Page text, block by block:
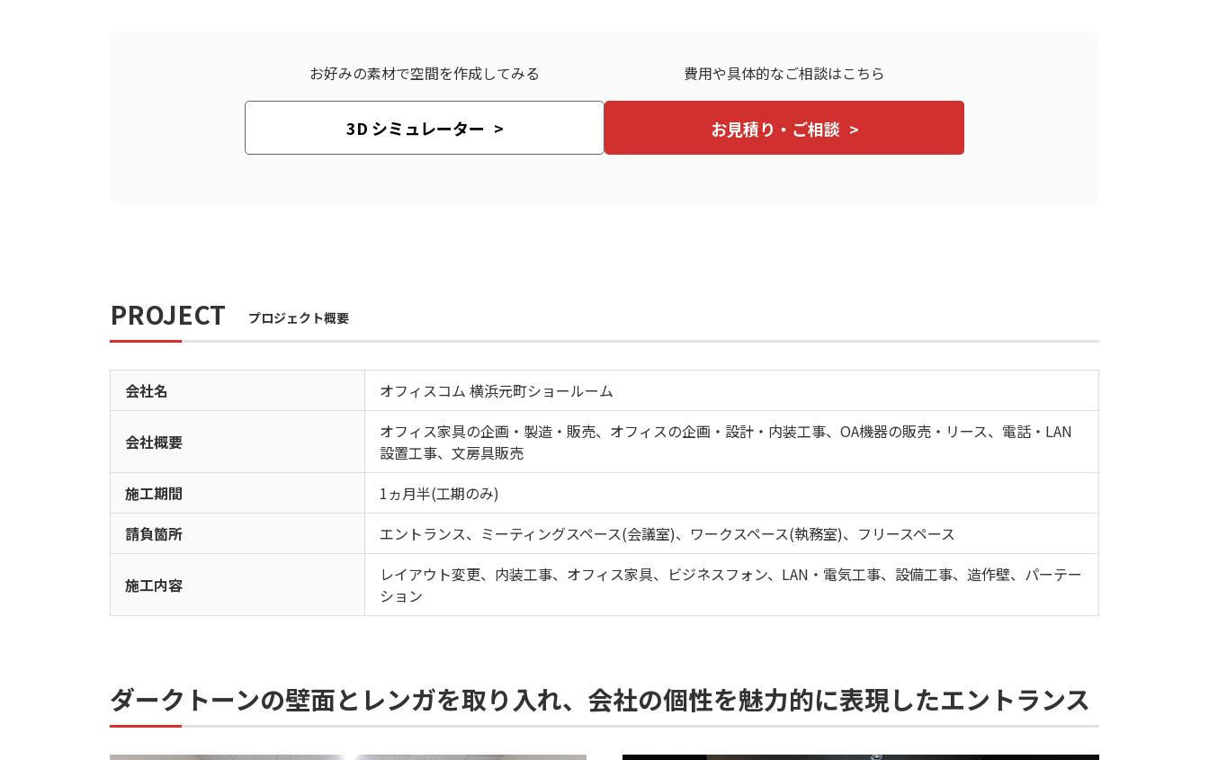
お好みの素材で空間を作成してみる
3D シミュレーター
費用や具体的なご相談はこちら
お見積り・ご相談
PROJECT プロジェクト概要
会社名 オフィスコム 横浜元町ショールーム
会社概要
オフィス家具の企画・製造・販売、オフィスの企画・設計・内装工事、OA機器の販売・リース、電話・LAN
設置工事、文房具販売
施工期間
1ヵ月半(工期のみ)
請負箇所
エントランス、ミーティングスペース(会議室)、ワークスペース(執務室)、フリースペース
施工内容
レイアウト変更、内装工事、オフィス家具、ビジネスフォン、LAN・電気工事、設備工事、造作壁、パーテー
ション
ダークトーンの壁面とレンガを取り入れ、会社の個性を魅力的に表現したエントランス